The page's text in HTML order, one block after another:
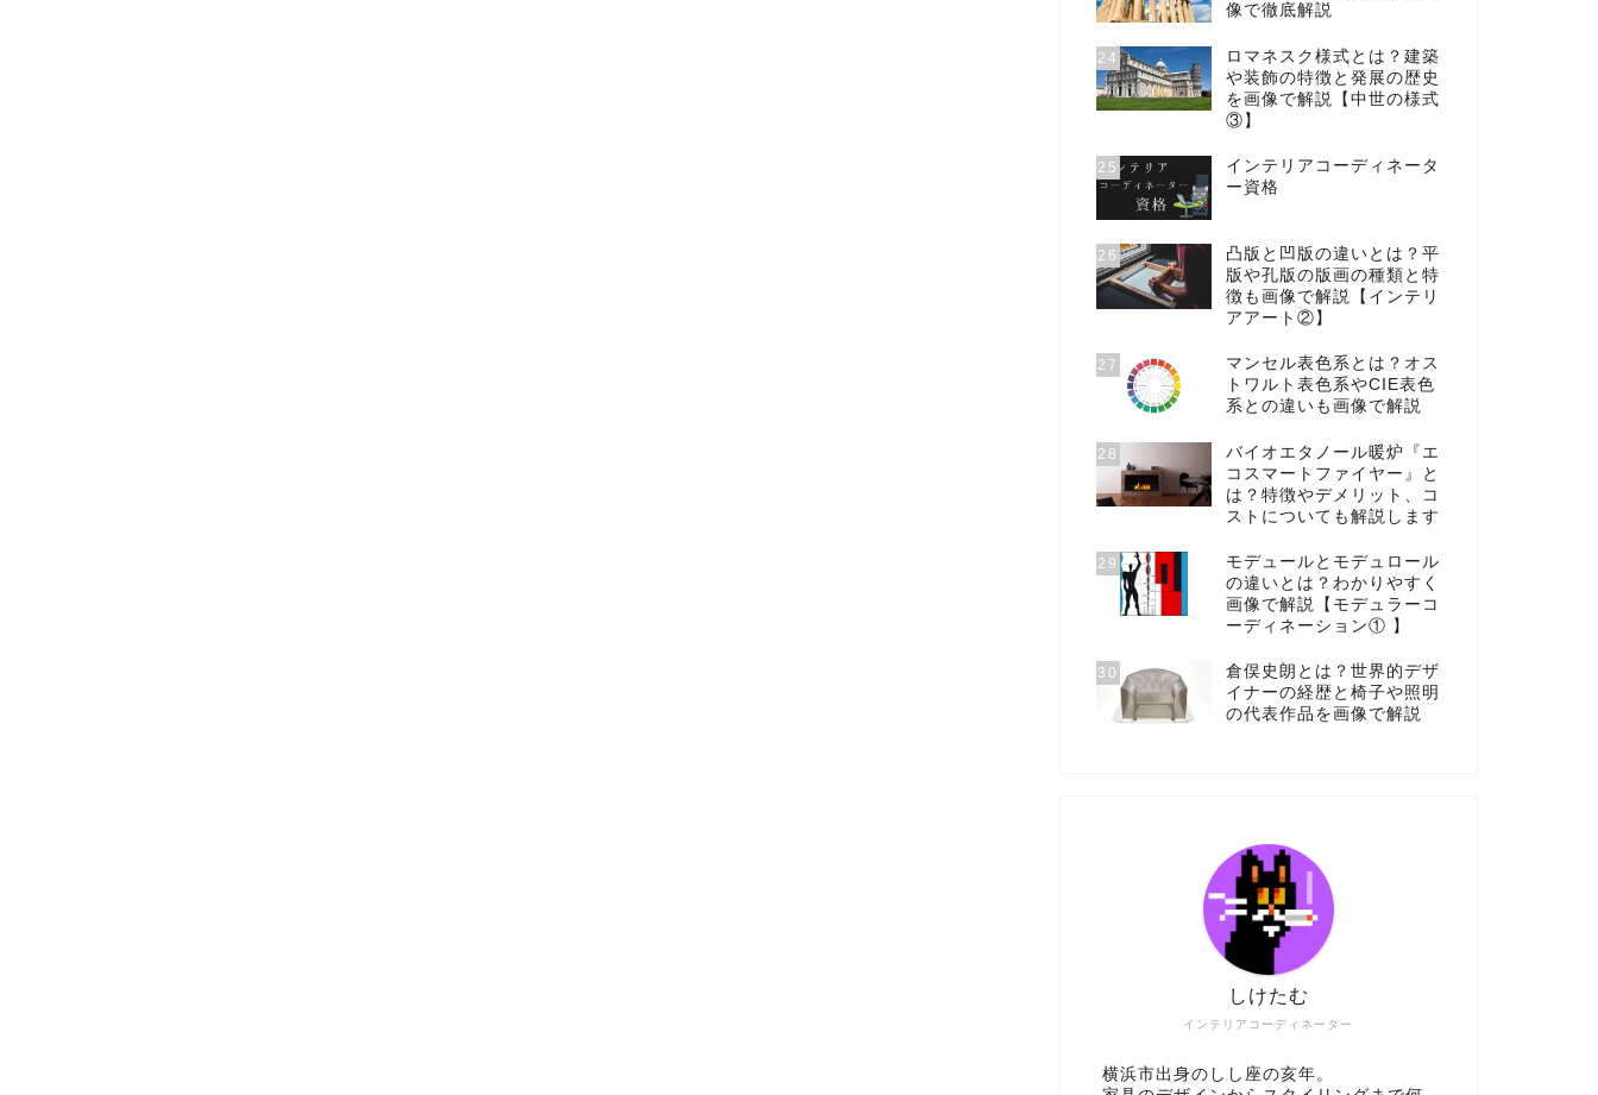
像で徹底解説
24
ロマネスク様式とは？建築
や装飾の特徴と発展の歴史
を画像で解説【中世の様式
③】
25
インテリアコーディネータ
ー資格
26
凸版と凹版の違いとは？平
版や孔版の版画の種類と特
徴も画像で解説【インテリ
アアート②】
27
マンセル表色系とは？オス
トワルト表色系やCIE表色
系との違いも画像で解説
28
バイオエタノール暖炉『エ
コスマートファイヤー』と
は？特徴やデメリット、コ
ストについても解説します
29
モデュールとモデュロール
の違いとは？わかりやすく
画像で解説【モデュラーコ
ーディネーション① 】
30
倉俣史朗とは？世界的デザ
イナーの経歴と椅子や照明
の代表作品を画像で解説
インテリアコーディネーター
しけたむ
横浜市出身のしし座の亥年。